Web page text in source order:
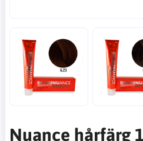
Nuance hårfärg